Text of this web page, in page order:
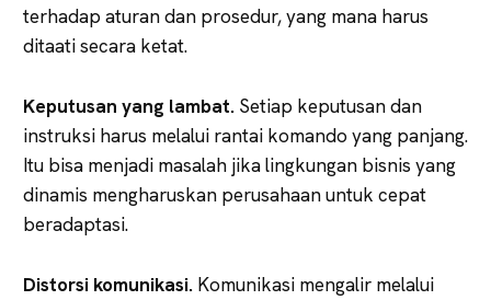
terhadap aturan dan prosedur, yang mana harus
ditaati secara ketat.
Keputusan yang lambat. Setiap keputusan dan
instruksi harus melalui rantai komando yang panjang.
Itu bisa menjadi masalah jika lingkungan bisnis yang
dinamis mengharuskan perusahaan untuk cepat
beradaptasi.
Distorsi komunikasi. Komunikasi mengalir melalui